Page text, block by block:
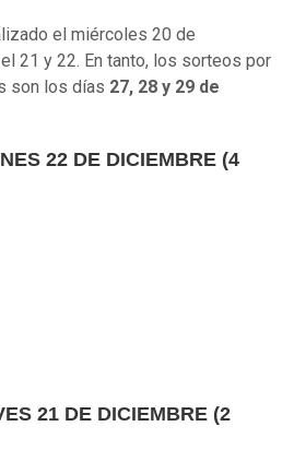
el miércoles 20 de
21 y 22. En tanto, los sorteos por
son los días 27, 28 y 29 de
22 DE DICIEMBRE (4
21 DE DICIEMBRE (2